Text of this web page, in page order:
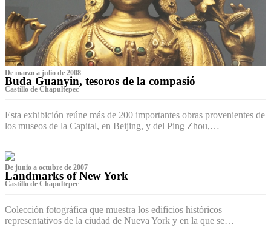
De marzo a julio de 2008
Buda Guanyin, tesoros de la compasió
Castillo de Chapultepec
Esta exhibición reúne más de 200 importantes obras provenientes de
los museos de la Capital, en Beijing, y del Ping Zhou,…
De junio a octubre de 2007
Landmarks of New York
Castillo de Chapultepec
Colección fotográfica que muestra los edificios históricos
representativos de la ciudad de Nueva York y en la que se…